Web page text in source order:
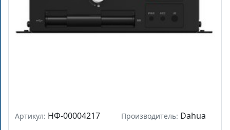
Артикул: НФ-00004217 Производитель: Dahua